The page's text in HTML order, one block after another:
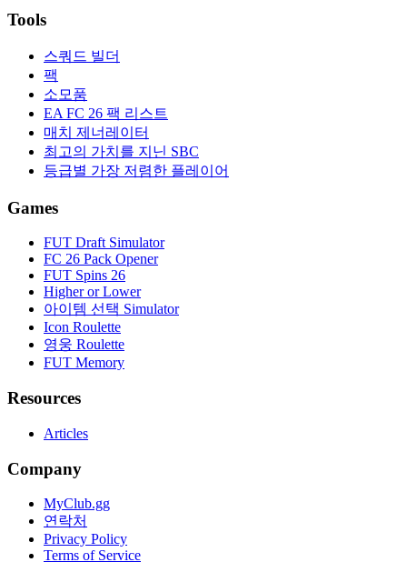
Tools
스쿼드 빌더
팩
소모품
EA FC 26 팩 리스트
매치 제너레이터
최고의 가치를 지닌 SBC
등급별 가장 저렴한 플레이어
Games
FUT Draft Simulator
FC 26 Pack Opener
FUT Spins 26
Higher or Lower
아이템 선택 Simulator
Icon Roulette
영웅 Roulette
FUT Memory
Resources
Articles
Company
MyClub.gg
연락처
Privacy Policy
Terms of Service